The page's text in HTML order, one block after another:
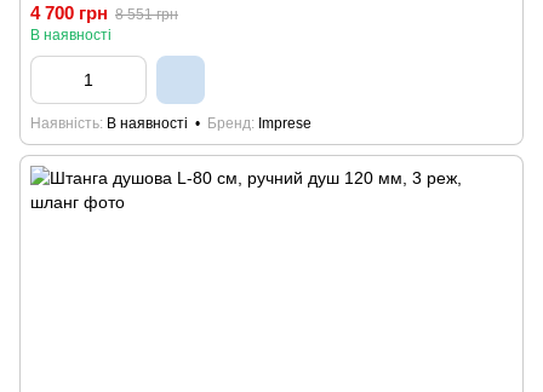
4 700 грн 8 551 грн
В наявності
Наявність В наявності Бренд Imprese